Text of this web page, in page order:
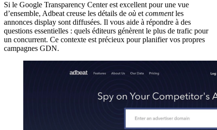
Si le Google Transparency Center est excellent pour une vue
d’ensemble, Adbeat creuse les détails de où et commentles
annonces display sont diffusées. Il vous aide à répondre à des
questions essentielles : quels éditeurs génèrent le plus de trafic pour
un concurrent. Ce contexte est précieux pour planifier vos propres
campagnes GDN.